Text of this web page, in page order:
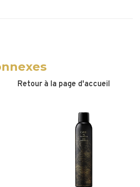
Retour à la page d'accueil